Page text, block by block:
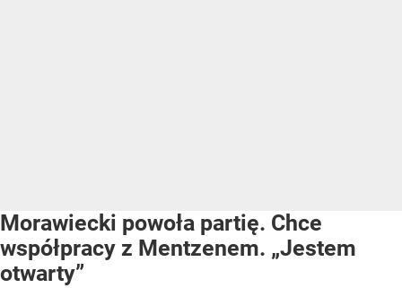
Morawiecki powoła partię. Chce
współpracy z Mentzenem. „Jestem
otwarty”